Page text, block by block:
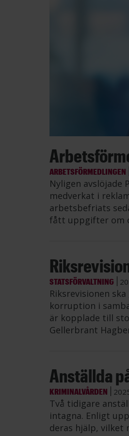
ARBETSFÖRMEDLINGEN
Nyligen
medverkat i
arbetsbefriats
fått uppgifter om
STATSFÖRVALTNING
Riksrevisionen
korruption i
är kopplade till
Gellerbrant
Anställda
KRIMINALVÅRDEN
Två tidigare
intagna. Enligt
deras hjälp, vilket